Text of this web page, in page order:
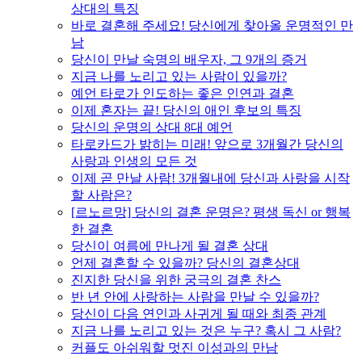
상대의 특징
바로 결혼해 주세요! 당신에게 찾아올 운명적인 만
남
당신이 만날 숙명의 배우자, 그 9개의 증거
지금 나를 노리고 있는 사람이 있을까?
예언 타로가 인도하는 좋은 인연과 결혼
이제 혼자는 끝! 당신의 애인 후보의 특징
당신의 운명의 상대 8대 예언
타로카드가 밝히는 미래! 앞으로 3개월간 당신의
사랑과 인생의 모든 것
이제 곧 만날 사람! 3개월내에 당신과 사랑을 시작
할 사람은?
[르노르망] 당신의 결혼 운명은? 평생 독신 or 행복
한 결혼
당신이 여름에 만나게 될 결혼 상대
언제 결혼할 수 있을까? 당신의 결혼상대
진지한 당신을 위한 궁극의 결혼 찬스
반 년 안에 사랑하는 사람을 만날 수 있을까?
당신이 다음 연인과 사귀게 될 때와 최종 관계
지금 나를 노리고 있는 것은 누구? 혹시 그 사람?
커플도 아쉬워할 멋진 이성과의 만남